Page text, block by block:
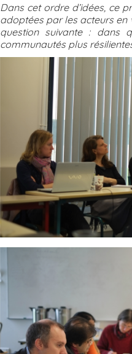
Dans cet ordre d’idées, ce
adoptées par les acteurs
question suivante : dans
communautés plus